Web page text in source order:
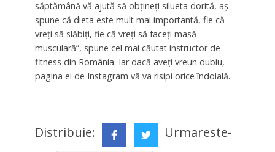
săptămână vă ajută să obțineți silueta dorită, aș
spune că dieta este mult mai importantă, fie că
vreți să slăbiți, fie că vreți să faceți masă
musculară”, spune cel mai căutat instructor de
fitness din România. Iar dacă aveți vreun dubiu,
pagina ei de Instagram vă va risipi orice îndoială.
Distribuie:
Urmareste-